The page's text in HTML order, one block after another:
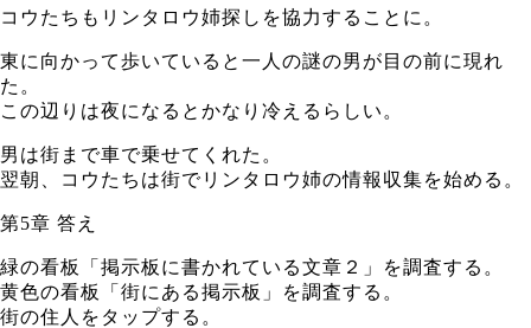
コウたちもリンタロウ姉探しを協力することに。
東に向かって歩いていると一人の謎の男が目の前に現れ
た。
この辺りは夜になるとかなり冷えるらしい。
男は街まで車で乗せてくれた。
翌朝、コウたちは街でリンタロウ姉の情報収集を始める。
第5章 答え
緑の看板「掲示板に書かれている文章２」を調査する。
黄色の看板「街にある掲示板」を調査する。
街の住人をタップする。